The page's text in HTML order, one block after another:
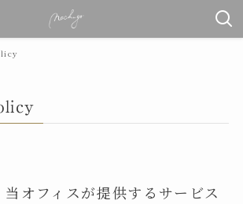
オフィスが提供するサービス